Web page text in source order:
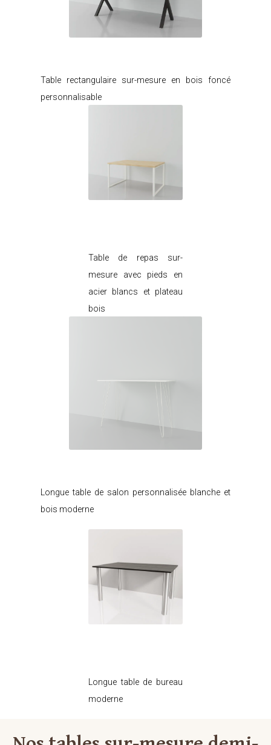
Table rectangulaire sur-mesure en bois foncé
personnalisable
Table de repas sur-
mesure avec pieds en
acier blancs et plateau
bois
Longue table de salon personnalisée blanche et
bois moderne
Longue table de bureau
moderne